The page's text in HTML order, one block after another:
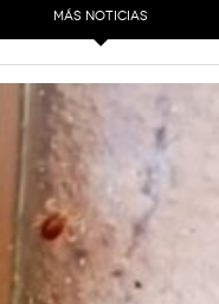
MÁS NOTICIAS